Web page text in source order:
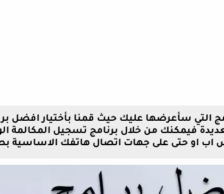
التي سأعرضها عليك حيث قمنا بأختيار افضل
فيمكنك من خلال برنامج تسجيل المكالمة
او حتى على جهات اتصال هاتفك الاساسية